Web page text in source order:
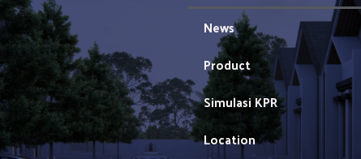
News
Product
Simulasi KPR
Location